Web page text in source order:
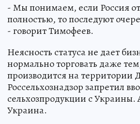
- Мы понимаем, если Россия
полностью, то последуют
- говорит Тимофеев.
Неясность статуса не дает
нормально торговать даже
производится на
Россельхознадзор запретил
сельхозпродукции с
Украина.